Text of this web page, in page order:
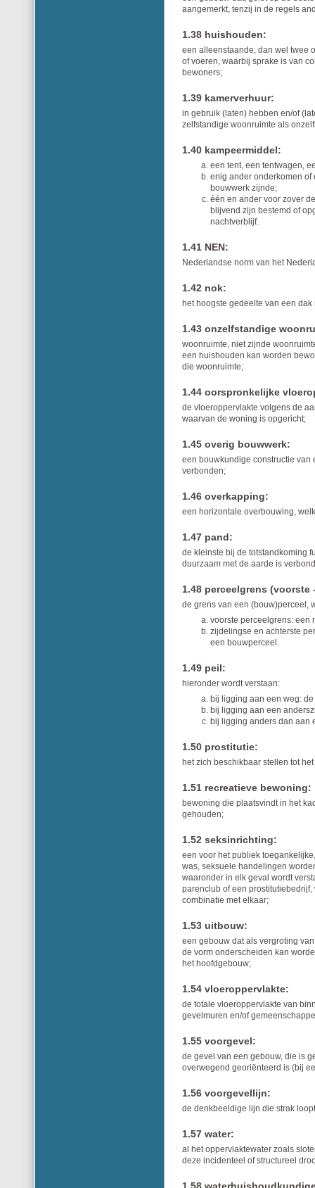
aangemerkt, tenzij in de regels
1.38 huishouden:
een alleenstaande, dan wel twee
of voeren, waarbij sprake is van
bewoners;
1.39 kamerverhuur:
in gebruik (laten) hebben en/of
zelfstandige woonruimte als
1.40 kampeermiddel:
een tent, een tentwagen,
enig ander onderkomen of
bouwwerk zijnde;
één en ander voor zover
blijvend zijn bestemd of
nachtverblijf.
1.41 NEN:
Nederlandse norm van het
1.42 nok:
het hoogste gedeelte van een
1.43 onzelfstandige
woonruimte, niet zijnde
een huishouden kan worden
die woonruimte;
1.44 oorspronkelijke
de vloeroppervlakte volgens de
waarvan de woning is opgericht;
1.45 overig bouwwerk:
een bouwkundige constructie van
verbonden;
1.46 overkapping:
een horizontale overbouwing,
1.47 pand:
de kleinste bij de totstandkoming
duurzaam met de aarde is
1.48 perceelgrens
de grens van een (bouw)perceel,
voorste perceelgrens: een
zijdelingse en achterste
een bouwperceel.
1.49 peil:
hieronder wordt verstaan:
bij ligging aan een weg:
bij ligging aan een
bij ligging anders dan aan
1.50 prostitutie:
het zich beschikbaar stellen tot
1.51 recreatieve bewoning:
bewoning die plaatsvindt in het
gehouden;
1.52 seksinrichting:
een voor het publiek
was, seksuele handelingen
waaronder in elk geval wordt
parenclub of een
combinatie met elkaar;
1.53 uitbouw:
een gebouw dat als vergroting
de vorm onderscheiden kan
het hoofdgebouw;
1.54 vloeroppervlakte:
de totale vloeroppervlakte van
gevelmuren en/of
1.55 voorgevel:
de gevel van een gebouw, die is
overwegend georiënteerd is (bij
1.56 voorgevellijn:
de denkbeeldige lijn die strak
1.57 water:
al het oppervlaktewater zoals
deze incidenteel of structureel